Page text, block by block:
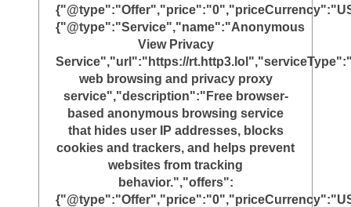
{"@type":"Service","name":"Anonymous
View Privacy
Service","url":"https://
web browsing and privacy proxy
service","description":"Free browser-
based anonymous browsing service
that hides user IP addresses, blocks
cookies and trackers, and helps prevent
websites from tracking
behavior.","offers":